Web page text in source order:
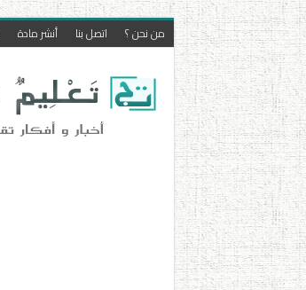
من نحن ؟ اتصل بنا أنشر مادة